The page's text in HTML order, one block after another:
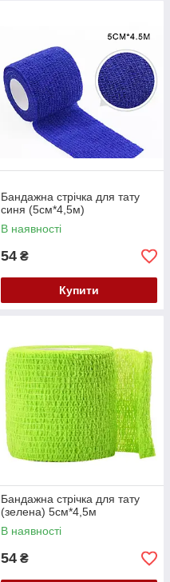
Бандажна стрічка для тату
синя (5см*4,5м)
В наявності
54 ₴
Купити
Бандажна стрічка для тату
(зелена) 5см*4,5м
В наявності
54 ₴